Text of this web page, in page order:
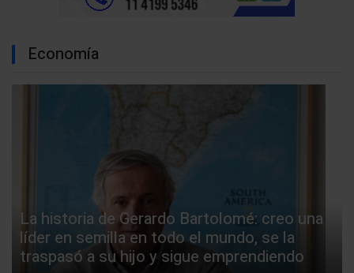
Economía
La historia de Gerardo Bartolomé: creo una
líder en semilla en todo el mundo, se la
traspasó a su hijo y sigue emprendiendo